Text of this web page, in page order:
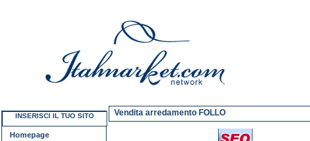
Vendita arredamento FOLLO
INSERISCI IL TUO SITO
Homepage